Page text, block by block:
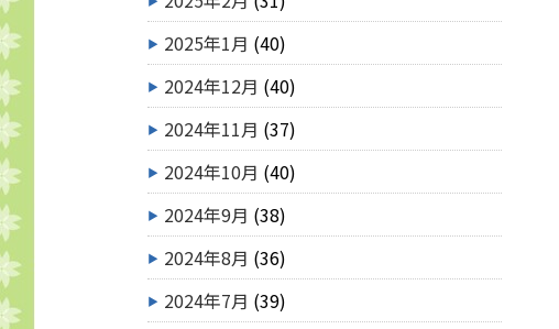
2025年1月 (40)
2024年12月 (40)
2024年11月 (37)
2024年10月 (40)
2024年9月 (38)
2024年8月 (36)
2024年7月 (39)